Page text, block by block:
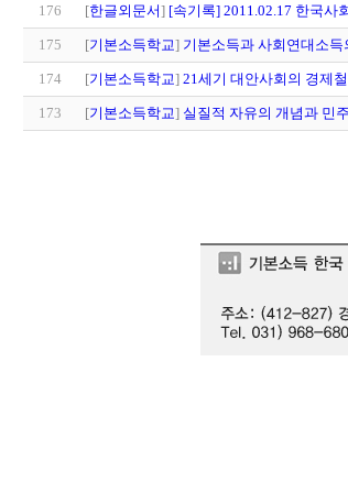
176 [한글외문서] [속기록] 2011.02.17 한국사
175 [기본소득학교] 기본소득과 사회연대소득
174 [기본소득학교] 21세기 대안사회의 경제
173 [기본소득학교] 실질적 자유의 개념과 민